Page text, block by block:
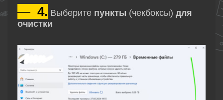
— 4. Выберите пункты (чекбоксы) для
очистки